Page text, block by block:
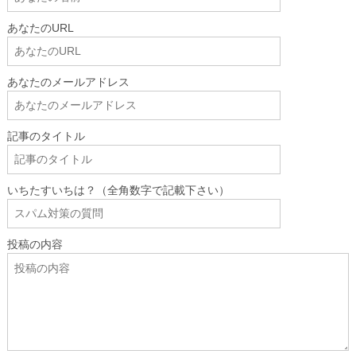
あなたのURL
あなたのメールアドレス
記事のタイトル
いちたすいちは？（全角数字で記載下さい）
投稿の内容